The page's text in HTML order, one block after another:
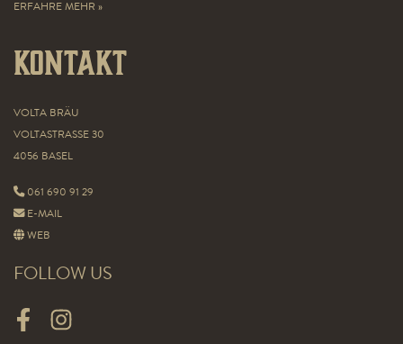
ERFAHRE MEHR »
Kontakt
VOLTA BRÄU
VOLTASTRASSE 30
4056 BASEL
061 690 91 29
E-MAIL
WEB
FOLLOW US
FACEBOOKINSTAGRAM